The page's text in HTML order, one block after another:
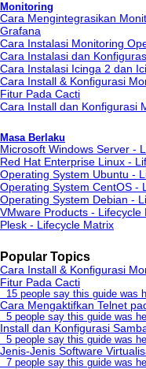
Monitoring
Cara Mengintegrasikan
Grafana
Cara Instalasi Monitoring
Cara Instalasi dan
Cara Instalasi Icinga 2 dan
Cara Install & Konfigurasi
Fitur Pada Cacti
Cara Install dan Konfigurasi
Masa Berlaku
Microsoft Windows Server -
Red Hat Enterprise Linux -
Operating System Ubuntu -
Operating System CentOS -
Operating System Debian -
VMware Products - Lifecycle
Plesk - Lifecycle Matrix
Popular Topics
Cara Install & Konfigurasi
Fitur Pada Cacti
15 people say this guide was
Cara Mengaktifkan Telnet
5 people say this guide was
Install dan Konfigurasi
5 people say this guide was
Jenis-Jenis Software
7 people say this guide was